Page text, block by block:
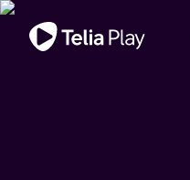
Viktigt meddelande